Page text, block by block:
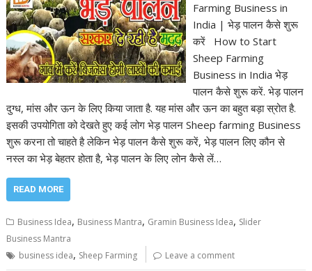
Farming Business in
India | भेड़ पालन कैसे शुरू
करें How to Start
Sheep Farming
Business in India भेड़
पालन कैसे शुरू करें. भेड़ पालन
दुग्ध, मांस और ऊन के लिए किया जाता है. यह मांस और ऊन का बहुत बड़ा स्रोत है.
इसकी उपयोगिता को देखते हुए कई लोग भेड़ पालन Sheep farming Business
शुरू करना तो चाहते है लेकिन भेड़ पालन कैसे शुरू करें, भेड़ पालन लिए कौन से
नस्ल का भेड़ बेहतर होता है, भेड़ पालन के लिए लोन कैसे लें…
READ MORE
Business Idea, Business Mantra, Gramin Business Idea, Slider
Business Mantra
business idea, Sheep Farming Leave a comment